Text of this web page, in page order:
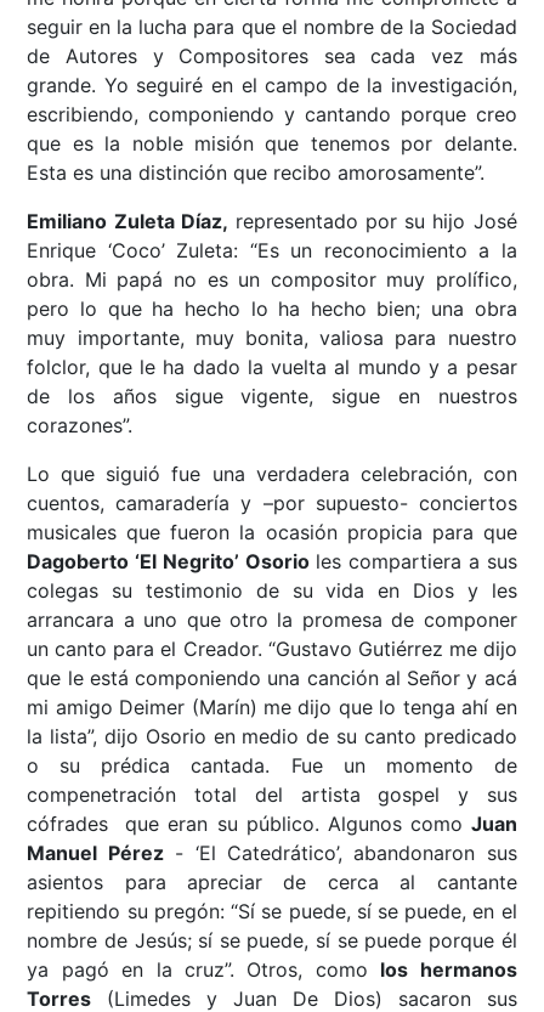
seguir en la lucha para que el nombre de la Sociedad
de Autores y Compositores sea cada vez más
grande. Yo seguiré en el campo de la investigación,
escribiendo, componiendo y cantando porque creo
que es la noble misión que tenemos por delante.
Esta es una distinción que recibo amorosamente”.
Emiliano Zuleta Díaz, representado por su hijo José
Enrique ‘Coco’ Zuleta: “Es un reconocimiento a la
obra. Mi papá no es un compositor muy prolífico,
pero lo que ha hecho lo ha hecho bien; una obra
muy importante, muy bonita, valiosa para nuestro
folclor, que le ha dado la vuelta al mundo y a pesar
de los años sigue vigente, sigue en nuestros
corazones”.
Lo que siguió fue una verdadera celebración, con
cuentos, camaradería y –por supuesto- conciertos
musicales que fueron la ocasión propicia para que
Dagoberto ‘El Negrito’ Osorioles compartiera a sus
colegas su testimonio de su vida en Dios y les
arrancara a uno que otro la promesa de componer
un canto para el Creador. “Gustavo Gutiérrez me dijo
que le está componiendo una canción al Señor y acá
mi amigo Deimer (Marín) me dijo que lo tenga ahí en
la lista”, dijo Osorio en medio de su canto predicado
o su prédica cantada. Fue un momento de
compenetración total del artista gospel y sus
cófrades que eran su público. Algunos como Juan
Manuel Pérez- ‘El Catedrático’, abandonaron sus
asientos para apreciar de cerca al cantante
repitiendo su pregón: “Sí se puede, sí se puede, en el
nombre de Jesús; sí se puede, sí se puede porque él
ya pagó en la cruz”. Otros, como los hermanos
Torres (Limedes y Juan De Dios) sacaron sus